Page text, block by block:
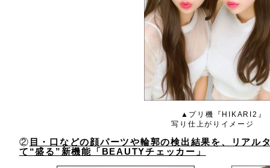
▲プリ機『HIKARI2』
写り仕上がりイメージ
② 目・口などの顔パーツや輪郭の検出結果を、リアル
て“盛る”新機能「BEAUTYチェッカー」